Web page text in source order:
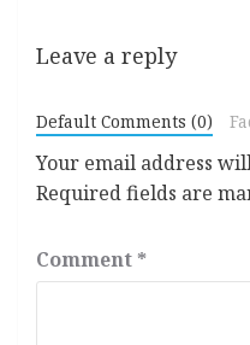
Leave a reply
Default Comments (0)
Your email address
Required fields are
Comment *